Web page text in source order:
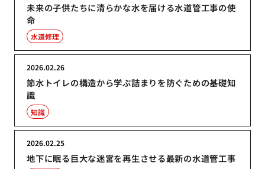
未来の子供たちに清らかな水を届ける水道管工事の使
命
水道修理
節水トイレの構造から学ぶ詰まりを防ぐための基礎知
識
2026.02.26
知識
地下に眠る巨大な迷宮を再生させる最新の水道管工事
2026.02.25